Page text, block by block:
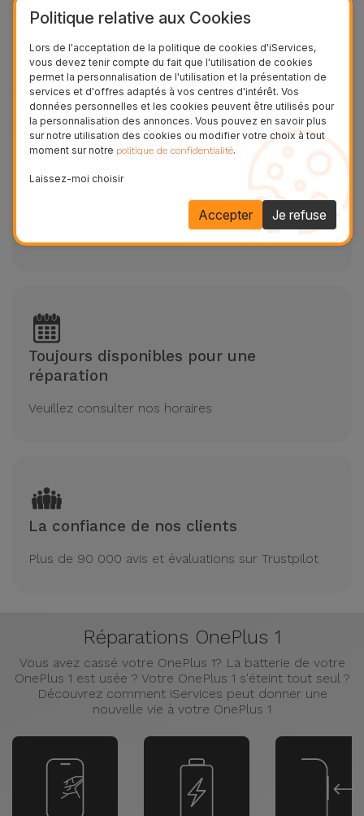
Réparation express
Garantie de 2 ans
La réparation de votre équipement chez iServices
Toujours disponibles pour une
réparation
Veuillez consulter nos horaires
La confiance de nos clients
Plus de 90 000 avis et évaluations sur Trustpilot
Réparations OnePlus 1
Vous avez cassé votre OnePlus 1? La batterie de votre
OnePlus 1 est usée ? Votre OnePlus 1 s'éteint tout seul ?
Découvrez comment iServices peut donner une
nouvelle vie à votre OnePlus 1
Politique relative aux Cookies
Lors de l'acceptation de la politique de cookies d'iServices,
vous devez tenir compte du fait que l'utilisation de cookies
permet la personnalisation de l'utilisation et la présentation de
services et d'offres adaptés à vos centres d'intérêt. Vos
données personnelles et les cookies peuvent être utilisés pour
la personnalisation des annonces. Vous pouvez en savoir plus
sur notre utilisation des cookies ou modifier votre choix à tout
moment sur notre politique de confidentialité.
Laissez-moi choisir
Je refuse
Accepter